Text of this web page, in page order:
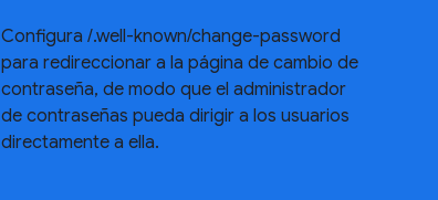
Configura /.well-known/change-password
para redireccionar a la página de cambio de
contraseña, de modo que el administrador
de contraseñas pueda dirigir a los usuarios
directamente a ella.